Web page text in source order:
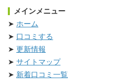
メインメニュー
ホーム
口コミする
更新情報
サイトマップ
新着口コミ一覧